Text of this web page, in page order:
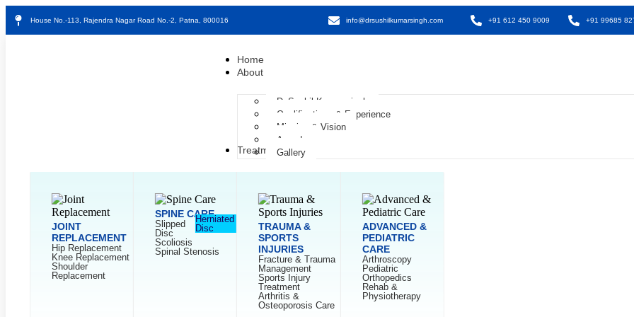
House No.-113, Rajendra Nagar Road No.-2, Patna, 800016 info@drsushilkumarsingh.com +91 612 450 9009 +91 99685
Home
About
Dr.Sushil Kumar singh
Qualifications & Experience
Mission & Vision
Awards
Gallery
Treatment
JOINT
REPLACEMENT
Hip Replacement
Knee Replacement
Shoulder
Replacement
SPINE CARE
Slipped
Disc
Herniated
Disc
Scoliosis
Spinal Stenosis
TRAUMA &
SPORTS
INJURIES
Fracture & Trauma
Management
Sports Injury
Treatment
Arthritis &
Osteoporosis Care
ADVANCED &
PEDIATRIC
CARE
Arthroscopy
Pediatric
Orthopedics
Rehab &
Physiotherapy